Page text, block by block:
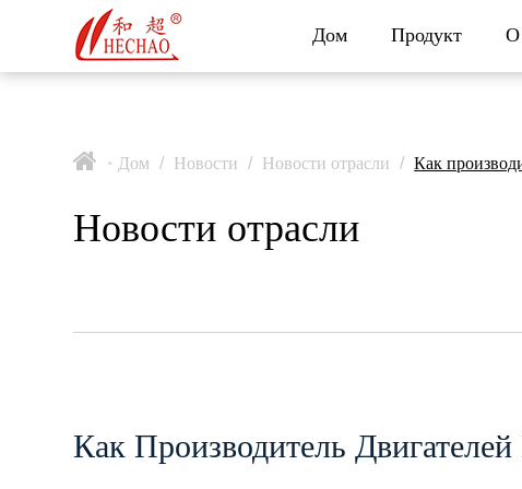
Дом Продукт О
> Дом / Новости / Новости отрасли / Как
Новости отрасли
Как Производитель